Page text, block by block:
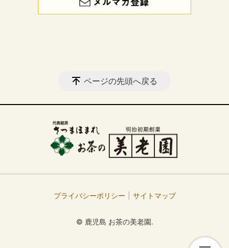
ページの先頭へ戻る
プライバシーポリシー サイトマップ
© 鹿児島 お茶の美老園.